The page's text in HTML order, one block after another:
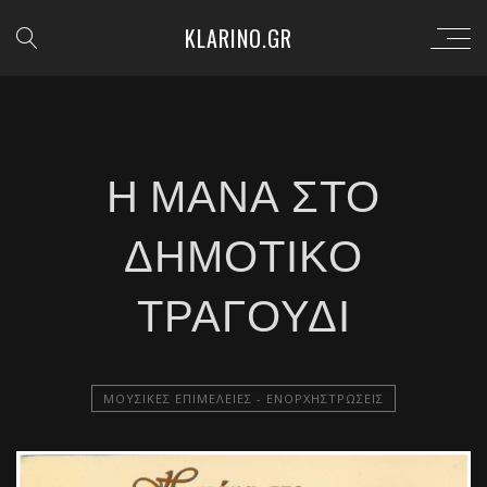
KLARINO.GR
Η ΜΆΝΑ ΣΤΟ
ΔΗΜΟΤΙΚΌ
ΤΡΑΓΟΎΔΙ
ΜΟΥΣΙΚΈΣ ΕΠΙΜΈΛΕΙΕΣ - ΕΝΟΡΧΗΣΤΡΏΣΕΙΣ